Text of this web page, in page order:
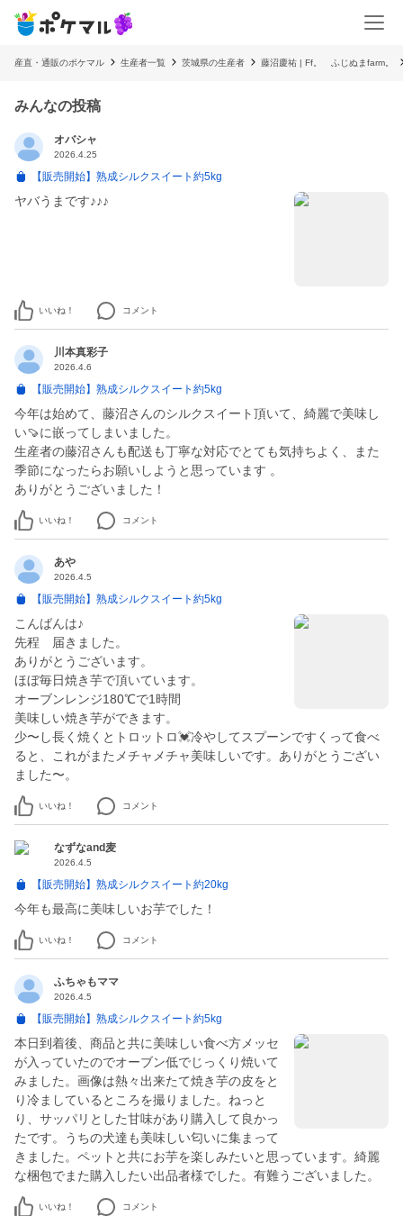
産直・通販のポケマル 生産者一覧 茨城県の生産者 藤沼慶祐 | Ff。 ふじぬまfarm。
みんなの投稿
オバシャ
2026.4.25
【販売開始】熟成シルクスイート約5kg
ヤバうまです♪♪♪
いいね！ コメント
川本真彩子
2026.4.6
【販売開始】熟成シルクスイート約5kg
今年は始めて、藤沼さんのシルクスイート頂いて、綺麗で美味し
い🍠に嵌ってしまいました。
生産者の藤沼さんも配送も丁寧な対応でとても気持ちよく、また
季節になったらお願いしようと思っています 。
ありがとうございました！
いいね！ コメント
あや
2026.4.5
【販売開始】熟成シルクスイート約5kg
こんばんは♪
先程 届きました。
ありがとうございます。
ほぼ毎日焼き芋で頂いています。
オーブンレンジ180℃で1時間
美味しい焼き芋ができます。
少〜し長く焼くとトロットロ💓冷やしてスプーンですくって食べ
ると、これがまたメチャメチャ美味しいです。ありがとうござい
いいね！ コメント
なずなand麦
2026.4.5
【販売開始】熟成シルクスイート約20kg
今年も最高に美味しいお芋でした！
いいね！ コメント
ふちゃもママ
2026.4.5
【販売開始】熟成シルクスイート約5kg
本日到着後、商品と共に美味しい食べ方メッセ
が入っていたのでオーブン低でじっくり焼いて
みました。画像は熱々出来たて焼き芋の皮をと
り冷ましているところを撮りました。ねっと
り、サッパリとした甘味があり購入して良かっ
たです。うちの犬達も美味しい匂いに集まって
きました。ペットと共にお芋を楽しみたいと思っています。綺麗
な梱包でまた購入したい出品者様でした。有難うございました。
いいね！ コメント